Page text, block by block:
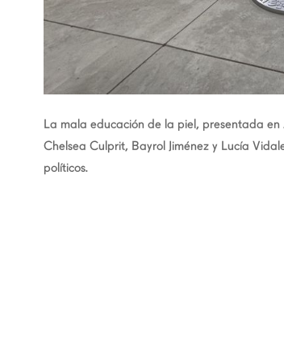
La mala educación de la piel, presentada
Chelsea Culprit, Bayrol Jiménez y Lucía
políticos.